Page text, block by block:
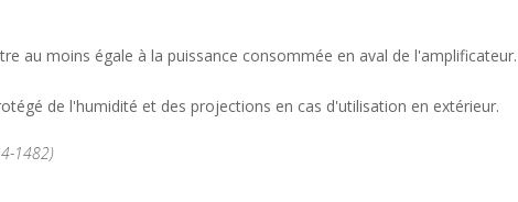
au moins égale à la puissance consommée en aval de l'amplificateur.
de l'humidité et des projections en cas d'utilisation en extérieur.
1482)